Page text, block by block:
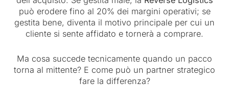
può erodere fino al 20% dei margini operativi; se
gestita bene, diventa il motivo principale per cui un
cliente si sente affidato e tornerà a comprare.
Ma cosa succede tecnicamente quando un pacco
torna al mittente? E come può un partner strategico
fare la differenza?